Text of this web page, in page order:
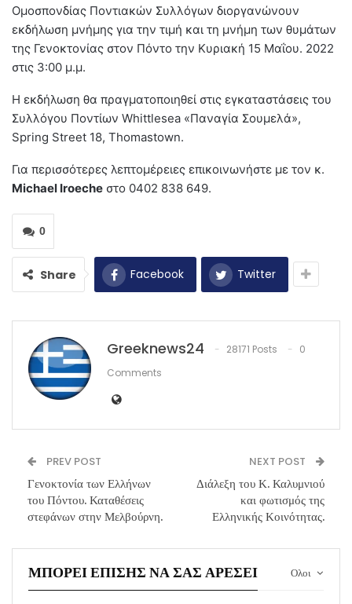
Ομοσπονδίας Ποντιακών Συλλόγων διοργανώνουν
εκδήλωση μνήμης για την τιμή και τη μνήμη των θυμάτων
της Γενοκτονίας στον Πόντο την Κυριακή 15 Μαΐου. 2022
στις 3:00 μ.μ.
Η εκδήλωση θα πραγματοποιηθεί στις εγκαταστάσεις του
Συλλόγου Ποντίων Whittlesea «Παναγία Σουμελά»,
Spring Street 18, Thomastown.
Για περισσότερες λεπτομέρειες επικοινωνήστε με τον κ.
Michael Iroeche στο 0402 838 649.
0
Share Facebook Twitter
Greeknews24 28171 Posts
0
Comments
PREV POST
Γενοκτονία των Ελλήνων
του Πόντου. Καταθέσεις
στεφάνων στην Μελβούρνη.
NEXT POST
Διάλεξη του Κ. Καλυμνιού
και φωτισμός της
Ελληνικής Κοινότητας.
Ολοι
ΜΠΟΡΕΊ ΕΠΊΣΗΣ ΝΑ ΣΑΣ ΑΡΈΣΕΙ